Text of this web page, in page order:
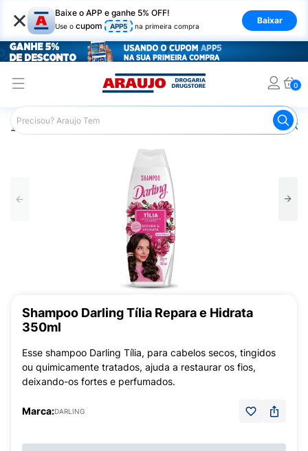
× Baixe o APP e ganhe 5% OFF!
Use o cupom APP5 na primeira compra
Baixar
0
Araujo Cabelo Cabelos Danificados ou
Shampoo Darling Tília Repara e Hidrata
350ml
Esse shampoo Darling Tília, para cabelos secos, tingidos
ou quimicamente tratados, ajuda a restaurar os fios,
deixando-os fortes e perfumados.
Marca:DARLING